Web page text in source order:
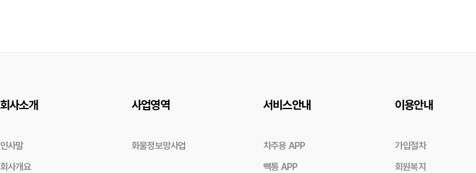
회사소개
인사말
회사개요
사업영역
화물정보망사업
서비스안내
차주용 APP
빽통 APP
이용안내
가입절차
회원복지